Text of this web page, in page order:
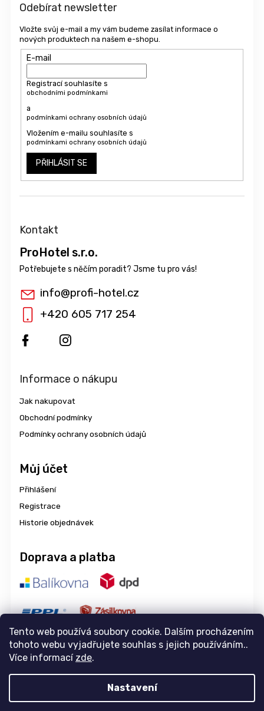
Tento web používá soubory cookie. Dalším procházením
tohoto webu vyjadřujete souhlas s jejich používáním..
Více informací zde.
Nastavení
Odebírat newsletter
Vložte svůj e-mail a my vám budeme zasílat informace o
nových produktech na našem e-shopu.
E-mail
Registrací souhlasíte s
obchodními podmínkami
a
podmínkami ochrany osobních údajů
Vložením e-mailu souhlasíte s
podmínkami ochrany osobních údajů
PŘIHLÁSIT SE
Kontakt
ProHotel s.r.o.
info@profi-hotel.cz
+420 605 717 254
Informace o nákupu
Jak nakupovat
Obchodní podmínky
Podmínky ochrany osobních údajů
Můj účet
Přihlášení
Registrace
Historie objednávek
Doprava a platba
Upravit nastavení cookies